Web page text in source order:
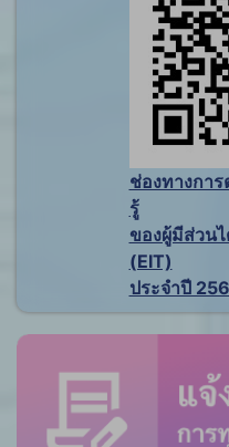
ช่องทางกา
รู้
ของผู้มีส่วน
(EIT)
ประจำปี 256